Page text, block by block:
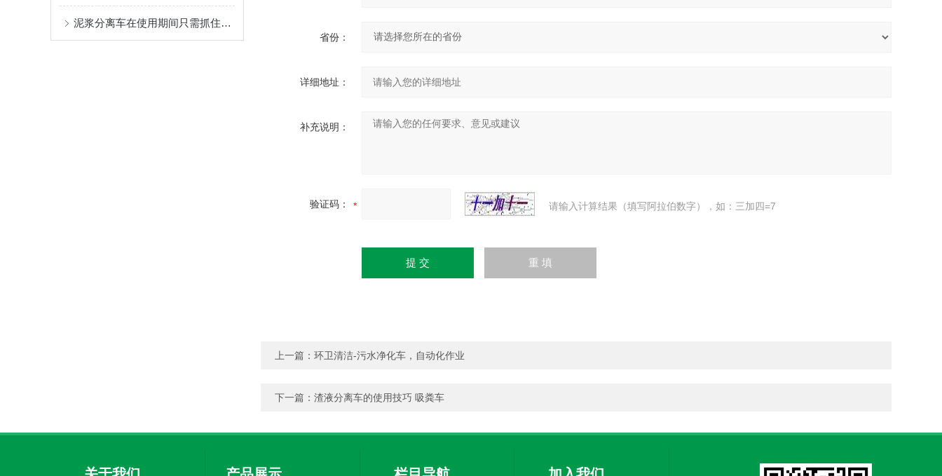
泥浆分离车在使用期间只需抓住以下几个重点问题
省份：
详细地址：
补充说明：
验证码： 请输入计算结果（填写阿拉伯数字），如：三加四=7
上一篇： 环卫清洁-污水净化车，自动化作业
下一篇： 渣液分离车的使用技巧 吸粪车